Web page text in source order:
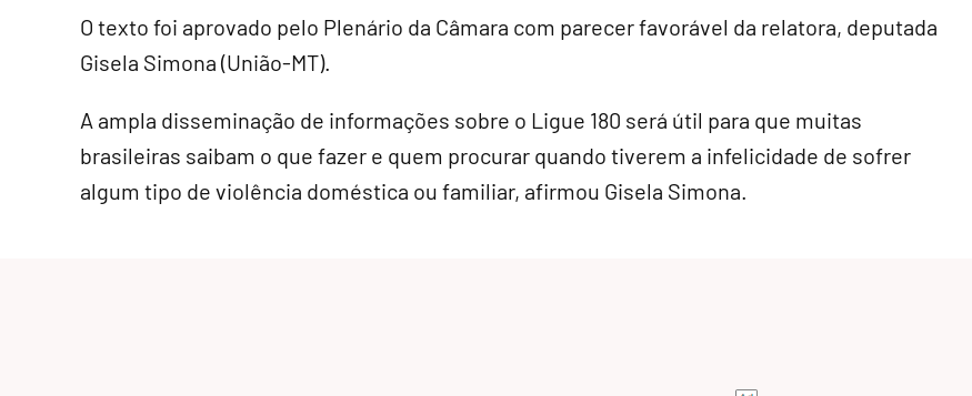
O texto foi aprovado pelo Plenário da Câmara com parecer favorável da relatora, deputada
Gisela Simona (União-MT).
A ampla disseminação de informações sobre o Ligue 180 será útil para que muitas
brasileiras saibam o que fazer e quem procurar quando tiverem a infelicidade de sofrer
algum tipo de violência doméstica ou familiar, afirmou Gisela Simona.